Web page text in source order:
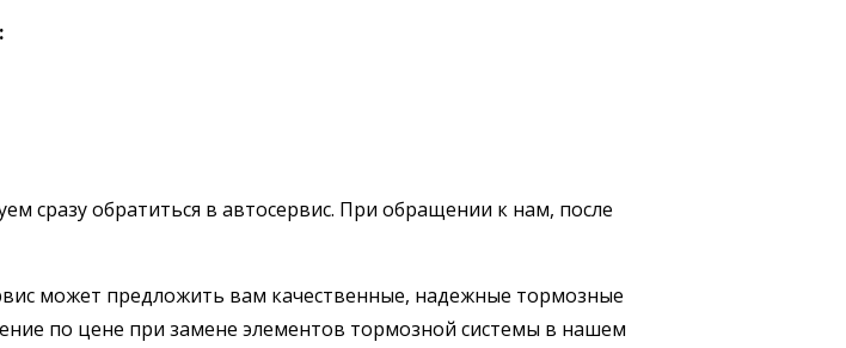
сразу обратиться в автосервис. При обращении к нам, после
может предложить вам качественные, надежные тормозные
по цене при замене элементов тормозной системы в нашем